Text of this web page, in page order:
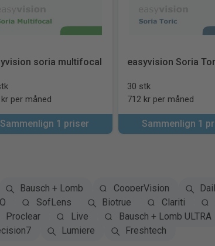
soria multifocal
per måned
Sammenlign 1 priser
easyvision Soria
30 stk
712 kr per måned
Sammenlign 1
Bausch + Lomb CooperVision
SofLens Biotrue Clariti
Proclear Live Bausch + Lomb ULTRA
Lumiere Freshtech